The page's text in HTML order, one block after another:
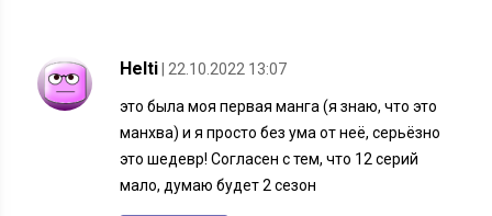
Helti | 22.10.2022 13:07
это была моя первая манга (я знаю, что это
манхва) и я просто без ума от неë, серьёзно
это шедевр! Согласен с тем, что 12 серий
мало, думаю будет 2 сезон